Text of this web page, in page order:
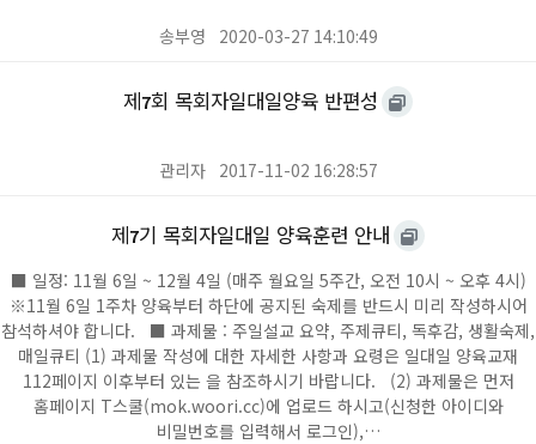
송부영 2020-03-27 14:10:49
제7회 목회자일대일양육 반편성
관리자 2017-11-02 16:28:57
제7기 목회자일대일 양육훈련 안내
■ 일정: 11월 6일 ~ 12월 4일 (매주 월요일 5주간, 오전 10시 ~ 오후 4시)
※11월 6일 1주차 양육부터 하단에 공지된 숙제를 반드시 미리 작성하시어
참석하셔야 합니다. ■ 과제물 : 주일설교 요약, 주제큐티, 독후감, 생활숙제,
매일큐티 (1) 과제물 작성에 대한 자세한 사항과 요령은 일대일 양육교재
112페이지 이후부터 있는 을 참조하시기 바랍니다. (2) 과제물은 먼저
홈페이지 T스쿨(mok.woori.cc)에 업로드 하시고(신청한 아이디와
비밀번호를 입력해서 로그인),…